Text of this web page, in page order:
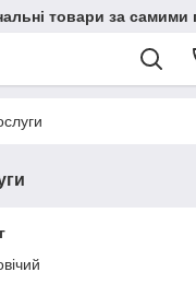
товари за